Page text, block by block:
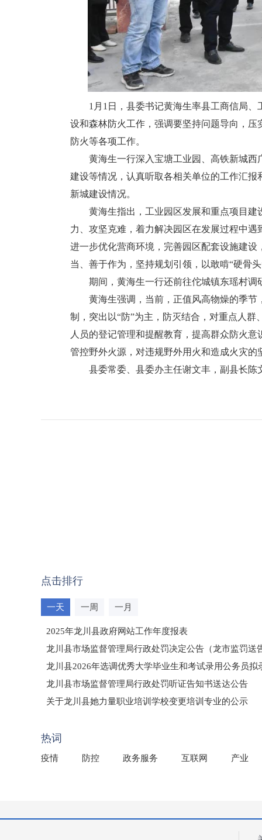
1月1日，县委书记黄海生率县工商信局、
设和森林防火工作，强调要坚持问题导向，
防火等各项工作。
黄海生一行深入宝塘工业园、高铁新城西
建设等情况，认真听取各相关单位的工作汇
新城建设情况。
黄海生指出，工业园区发展和重点项目建
力、攻坚克难，着力解决园区在发展过程中
进一步优化营商环境，完善园区配套设施建
当、善于作为，坚持规划引领，以敢啃“硬骨
期间，黄海生一行还前往佗城镇东瑶村调
黄海生强调，当前，正值风高物燥的季节
制，突出以“防”为主，防灭结合，对重点人
人员的登记管理和提醒教育，提高群众防火
管控野外火源，对违规野外用火和造成火灾的
县委常委、县委办主任谢文丰，副县长陈
点击排行
一天 一周 一月
2025年龙川县政府网站工作年度报表
龙川县市场监督管理局行政处罚决定公告（龙市监罚送
龙川县2026年选调优秀大学毕业生和考试录用公务员拟
龙川县市场监督管理局行政处罚听证告知书送达公告
（龙市监罚送告〔2026〕71号）
关于龙川县她力量职业培训学校变更培训专业的公示
热词
疫情 防控 政务服务 互联网 产业